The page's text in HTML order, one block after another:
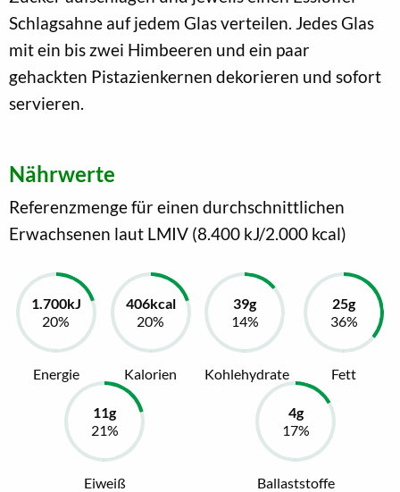
Schlagsahne auf jedem Glas verteilen. Jedes Glas
mit ein bis zwei Himbeeren und ein paar
gehackten Pistazienkernen dekorieren und sofort
servieren.
Nährwerte
Referenzmenge für einen durchschnittlichen
Erwachsenen laut LMIV (8.400 kJ/2.000 kcal)
Energie Kalorien Kohlehydrate Fett
Eiweiß Ballaststoffe